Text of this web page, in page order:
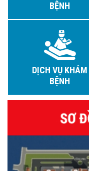
BỆNH
DỊCH VỤ KHÁM
BỆNH